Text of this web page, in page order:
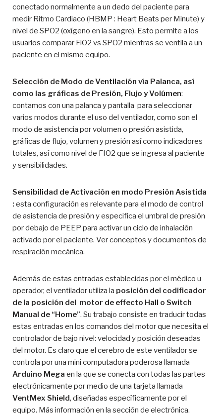
conectado normalmente a un dedo del paciente para
medir Ritmo Cardiaco (HBMP : Heart Beats per Minute) y
nivel de SPO2 (oxígeno en la sangre). Esto permite a los
usuarios comparar FiO2 vs SPO2 mientras se ventila a un
paciente en el mismo equipo.
Selección de Modo de Ventilación vía Palanca, así
como las gráficas de Presión, Flujo y Volúmen:
contamos con una palanca y pantalla para seleccionar
varios modos durante el uso del ventilador, como son el
modo de asistencia por volumen o presión asistida,
gráficas de flujo, volumen y presión así como indicadores
totales, así como nivel de FIO2 que se ingresa al paciente
y sensibilidades.
Sensibilidad de Activación en modo Presión Asistida
: esta configuración es relevante para el modo de control
de asistencia de presión y especifica el umbral de presión
por debajo de PEEP para activar un ciclo de inhalación
activado por el paciente. Ver conceptos y documentos de
respiración mecánica.
Además de estas entradas establecidas por el médico u
operador, el ventilador utiliza la posición del codificador
de la posición del motor de effecto Hall o Switch
Manual de “Home”. Su trabajo consiste en traducir todas
estas entradas en los comandos del motor que necesita el
controlador de bajo nivel: velocidad y posición deseadas
del motor. Es claro que el cerebro de este ventilador se
controla por una mini computadora poderosa llamada
Arduino Mega en la que se conecta con todas las partes
electrónicamente por medio de una tarjeta llamada
VentMex Shield, diseñadas específicamente por el
equipo. Más información en la sección de electrónica.